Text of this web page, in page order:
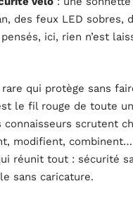
des feux LED sobres,
ici, rien n’est
qui protège sans
le fil rouge de toute
connaisseurs scrutent
modifient, combinent…
réunit tout : sécurité
sans caricature.